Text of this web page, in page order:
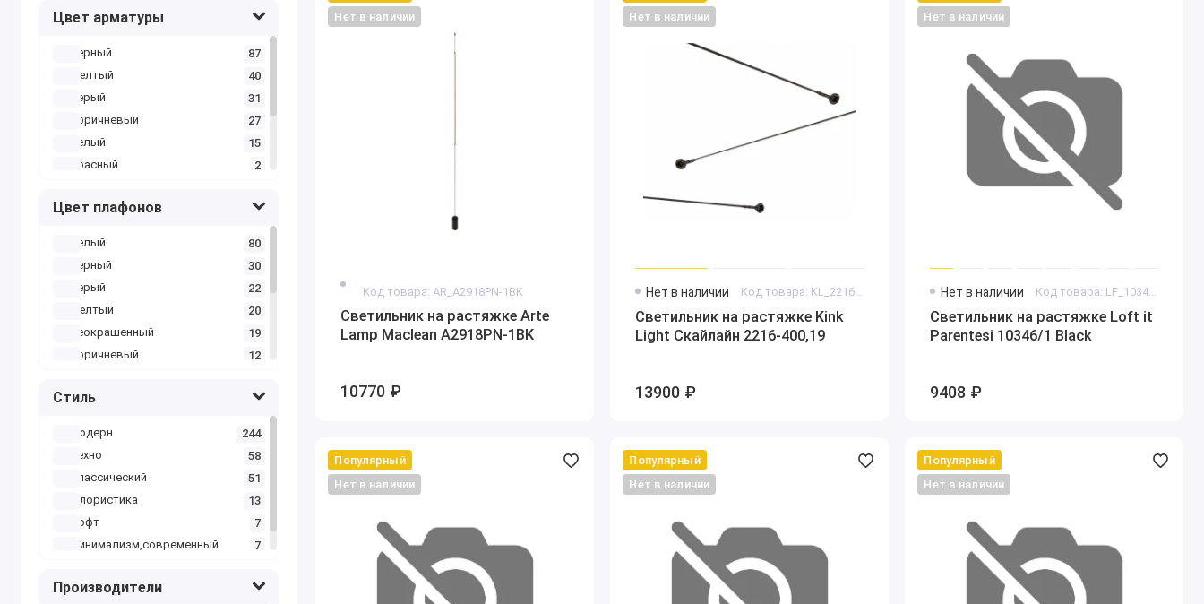
Цвет арматуры
черный
87
желтый
40
серый
31
коричневый
27
белый
15
красный
2
светлый
1
Цвет плафонов
белый
80
черный
30
серый
22
желтый
20
неокрашенный
19
коричневый
12
разноцветный
3
Стиль
модерн
244
техно
58
классический
51
флористика
13
лофт
7
минимализм,современный
7
Производители
Нет в наличии
Код товара: AR_A2918PN-1BK
Светильник на растяжке Arte
Lamp Maclean A2918PN-1BK
10770 ₽
Нет в наличии
Нет в наличии Код товара: KL_2216-400.19
Светильник на растяжке Kink
Light Скайлайн 2216-400,19
13900 ₽
Нет в наличии
Нет в наличии Код товара: LF_10346_1_Black
Светильник на растяжке Loft it
Parentesi 10346/1 Black
9408 ₽
Популярный
Нет в наличии
Популярный
Нет в наличии
Популярный
Нет в наличии